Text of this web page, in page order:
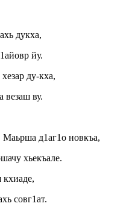
дукха,
йу.
ду-кха,
везаш ву.
Маьрша д1аг1о новкъа,
хьекъале.
совг1ат.